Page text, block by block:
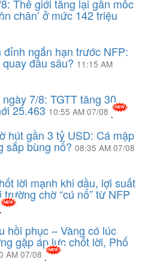
Thế giới tăng lại gần mốc
chân’ ở mức 142 triệu
đỉnh ngắn hạn trước NFP:
đầu sâu? 11:15 AM
7/8: TGTT tăng 30
25.463 10:55 AM 07/08
hút gần 3 tỷ USD: Cá mập
sắp bùng nổ? 08:35 AM 07/08
lời mạnh khi dầu, lợi suất
chờ “cú nổ” từ NFP
hồi phục – Vàng có lúc
gặp áp lực chốt lời, Phố
AM 07/08